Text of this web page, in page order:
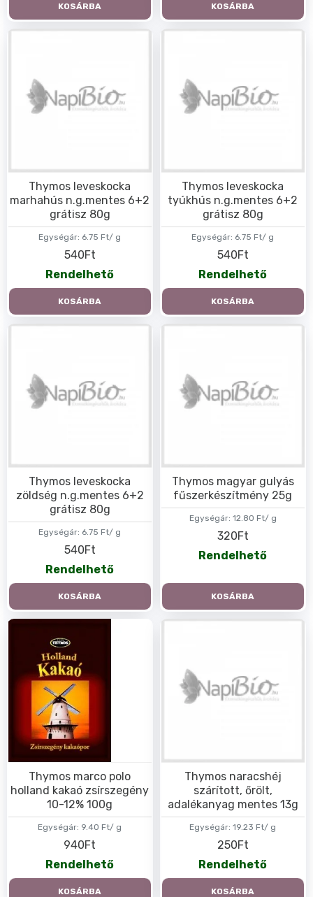
KOSÁRBA KOSÁRBA
Egységár: 6.75 Ft/ g
Thymos leveskocka
marhahús n.g.mentes 6+2
grátisz 80g
540Ft
Rendelhető
KOSÁRBA
Egységár: 6.75 Ft/ g
Thymos leveskocka
tyúkhús n.g.mentes 6+2
grátisz 80g
540Ft
Rendelhető
KOSÁRBA
Egységár: 6.75 Ft/ g
Thymos leveskocka
zöldség n.g.mentes 6+2
grátisz 80g
540Ft
Rendelhető
KOSÁRBA
Egységár: 12.80 Ft/ g
Thymos magyar gulyás
fűszerkészítmény 25g
320Ft
Rendelhető
KOSÁRBA
Egységár: 9.40 Ft/ g
Thymos marco polo
holland kakaó zsírszegény
10-12% 100g
940Ft
Rendelhető
KOSÁRBA
Egységár: 19.23 Ft/ g
Thymos naracshéj
szárított, őrölt,
adalékanyag mentes 13g
250Ft
Rendelhető
KOSÁRBA